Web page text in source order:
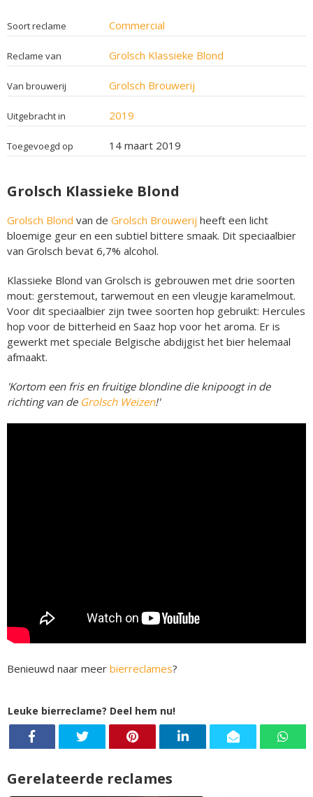
Soort reclame Commercial
Reclame van Grolsch Klassieke Blond
Van brouwerij Grolsch Brouwerij
Uitgebracht in 2019
Toegevoegd op 14 maart 2019
Grolsch Klassieke Blond
Grolsch Blond van de Grolsch Brouwerij heeft een licht
bloemige geur en een subtiel bittere smaak. Dit speciaalbier
van Grolsch bevat 6,7% alcohol.
Klassieke Blond van Grolsch is gebrouwen met drie soorten
mout: gerstemout, tarwemout en een vleugje karamelmout.
Voor dit speciaalbier zijn twee soorten hop gebruikt: Hercules
hop voor de bitterheid en Saaz hop voor het aroma. Er is
gewerkt met speciale Belgische abdijgist het bier helemaal
afmaakt.
'Kortom een fris en fruitige blondine die knipoogt in de
richting van de Grolsch Weizen!'
Benieuwd naar meer bierreclames?
Leuke bierreclame? Deel hem nu!
Gerelateerde reclames